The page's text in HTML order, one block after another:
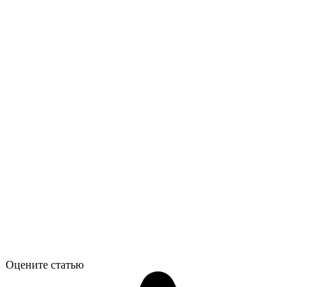
Оцените статью